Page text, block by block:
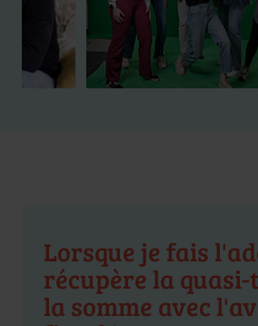
Lorsque je fais
récupère la
la somme avec